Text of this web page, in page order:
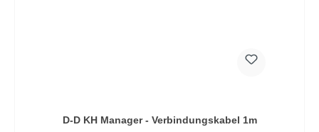
D-D KH Manager - Verbindungskabel 1m